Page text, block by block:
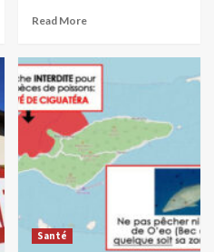
Read More
Santé